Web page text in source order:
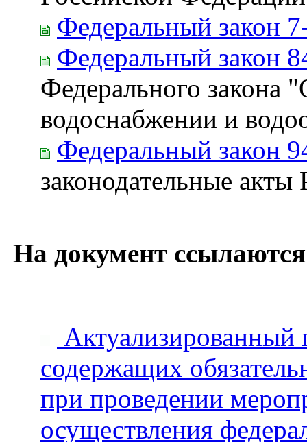
Федеральный закон
Федеральный закон
Федерального закона
водоснабжении и
Федеральный закон
законодательные
На документ
Актуализированный
содержащих
при проведении
осуществления